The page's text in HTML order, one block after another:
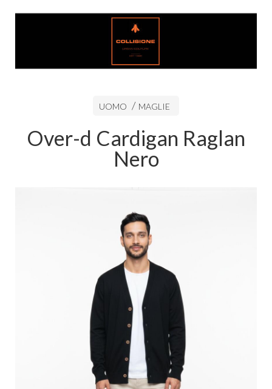
UOMO MAGLIE
Over-d Cardigan Raglan
Nero